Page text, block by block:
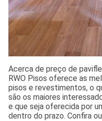
Acerca de preço de
RWO Pisos oferece as
pisos e revestimentos, o
são os maiores
e que seja oferecida por
dentro do prazo. Confira